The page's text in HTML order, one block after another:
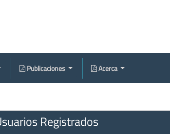
Publicaciones Acerca
Registrados